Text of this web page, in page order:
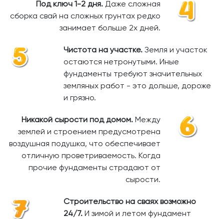
Под ключ 1-2 дня. Даже сложная
сборка свай на сложных грунтах редко
занимает больше 2х дней.
Чистота на участке. Земля и участок
остаются нетронутыми. Иные
фундаменты требуют значительных
земляных работ - это дольше, дороже
и грязно.
Никакой сырости под домом. Между
землей и строением предусмотрена
воздушная подушка, что обеспечивает
отличную проветриваемость. Когда
прочие фундаменты страдают от
сырости.
Строительство на сваях возможно
24/7. И зимой и летом фундамент